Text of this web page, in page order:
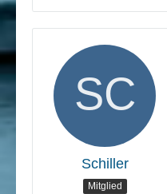
Schiller
Mitglied